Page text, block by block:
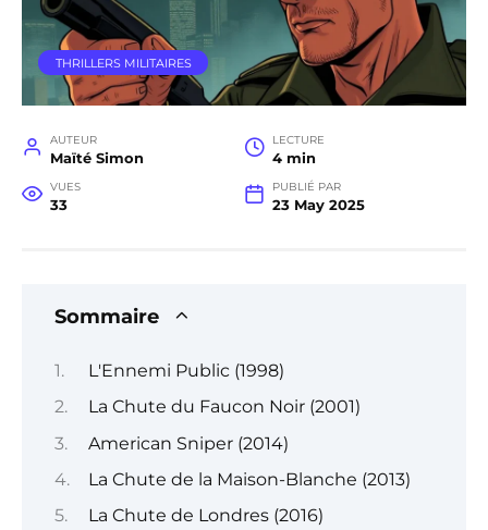
THRILLERS MILITAIRES
AUTEUR
Maïté Simon
LECTURE
4 min
VUES
33
PUBLIÉ PAR
23 May 2025
Sommaire
L'Ennemi Public (1998)
La Chute du Faucon Noir (2001)
American Sniper (2014)
La Chute de la Maison-Blanche (2013)
La Chute de Londres (2016)